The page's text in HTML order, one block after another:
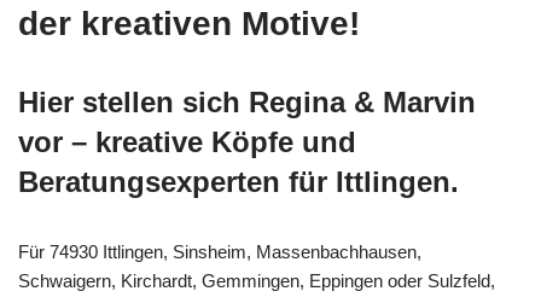
der kreativen Motive!
Hier stellen sich Regina & Marvin
vor – kreative Köpfe und
Beratungsexperten für Ittlingen.
Für 74930 Ittlingen, Sinsheim, Massenbachhausen,
Schwaigern, Kirchardt, Gemmingen, Eppingen oder Sulzfeld,